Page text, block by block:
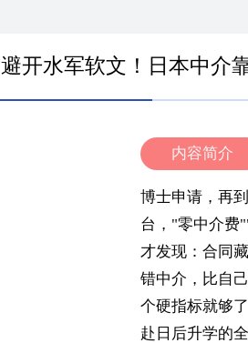
避开水军软文！日本中介
内容简介
博士申请，再
台，"零中介费
才发现：合同
错中介，比自
个硬指标就够
赴日后升学的